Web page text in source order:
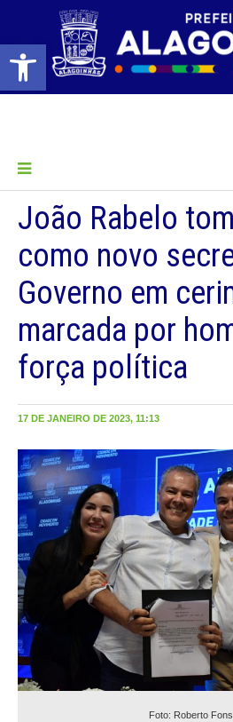
Barra de Ferramentas Aberta
João Rabelo
como novo
Governo em
marcada por
força política
17 DE JANEIRO DE 2023, 11:13
Foto: Roberto